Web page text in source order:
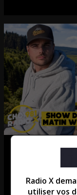
deRadio X
utiliser vos